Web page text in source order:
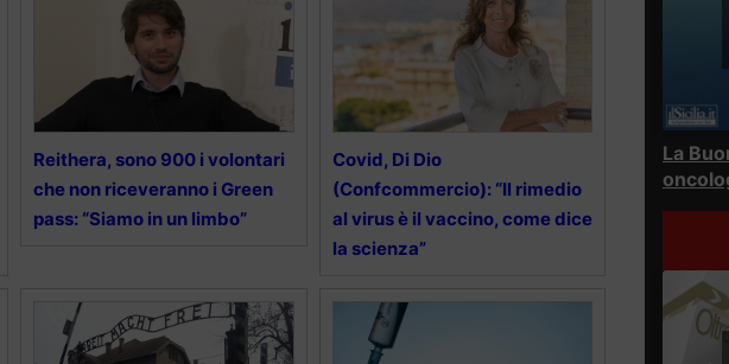
Reithera, sono 900 i volontari
che non riceveranno i Green
pass: “Siamo in un limbo”
Covid, Di Dio
(Confcommercio): “Il rimedio
al virus è il vaccino, come dice
la scienza”
La